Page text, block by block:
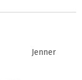
Jenner